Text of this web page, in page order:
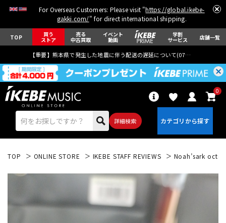
For Overseas Customers: Please visit "https://global.ikebe-
gakki.com/" for direct international shipping.
TOP 買う
ストア
売る
中古買取
イベント
動画
学割
サービス 店舗一覧
【重要】熊本県で発生した地震に伴う配送の遅延について(07月29日
詳細検索
0
エレキギター アコギ/エレアコ
TOP ONLINE STORE IKEBE STAFF REVIEWS Noah’sark